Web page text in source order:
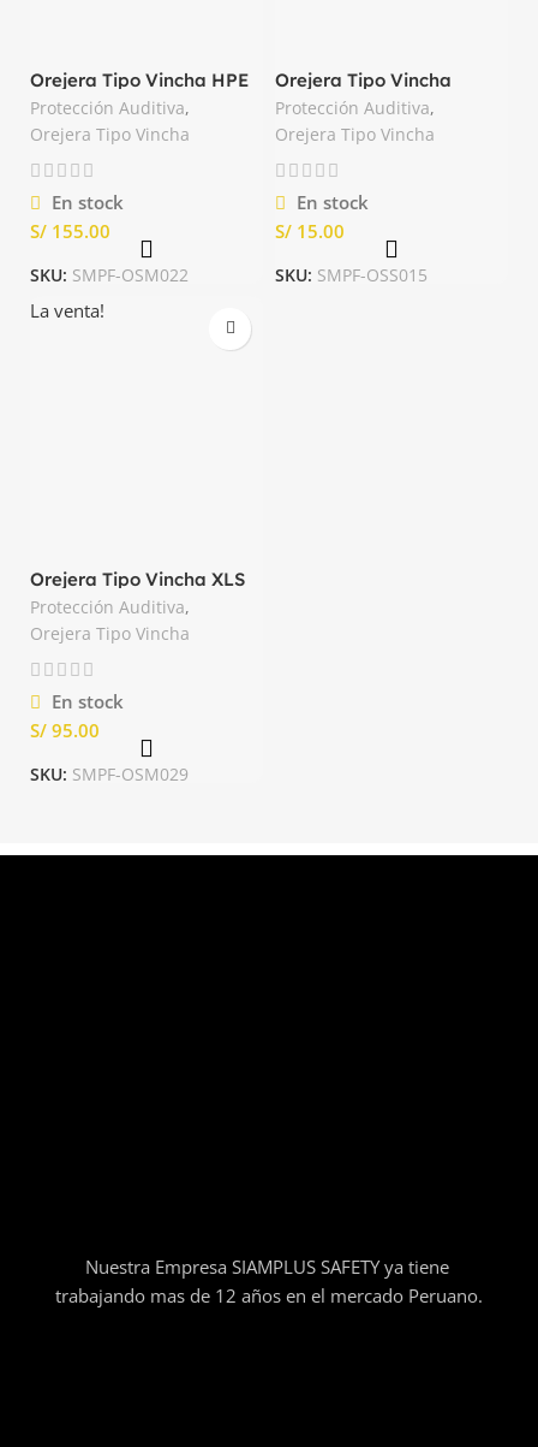
Orejera Tipo Vincha HPE
26dB MSA
Protección Auditiva,
Orejera Tipo Vincha
En stock
S/
SKU: SMPF-OSM022
Orejera Tipo Vincha
Samurai 23dB Steelpro
Protección Auditiva,
Orejera Tipo Vincha
En stock
S/
SKU: SMPF-OSS015
La venta!
Orejera Tipo Vincha XLS
23dB MSA
Protección Auditiva,
Orejera Tipo Vincha
En stock
S/
SKU: SMPF-OSM029
Nuestra Empresa SIAMPLUS SAFETY ya tiene
trabajando mas de 12 años en el mercado Peruano.